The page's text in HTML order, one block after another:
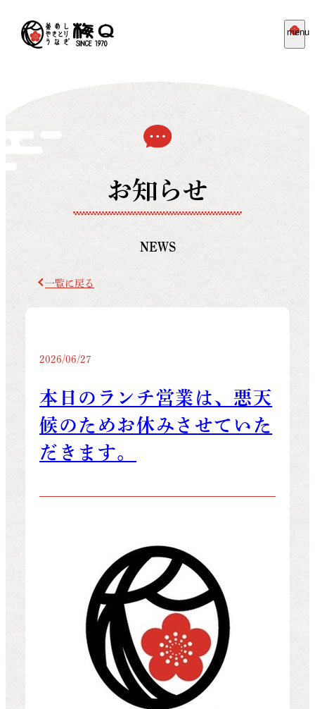
menu
お知らせ
NEWS
一覧に戻る
2026/06/27
本日のランチ営業は、悪天
候のためお休みさせていた
だきます。